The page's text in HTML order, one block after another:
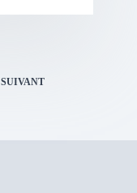
SUIVANT